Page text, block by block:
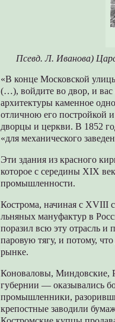
Псевд. Л. Иванова)
«В конце Московской
(…), войдите во двор, и вас
архитектуры каменное
отличною его постройкой
дворцы и церкви. В 1852
«для механического
Эти здания из красного
которое с середины XIX
промышленности.
Кострома, начиная с XVIII
льняных мануфактур в
поразил всю эту отрасль и
паровую тягу, и потому,
рынке.
Коноваловы, Миндовские,
губернии — оказывались
промышленники,
крепостные заводили